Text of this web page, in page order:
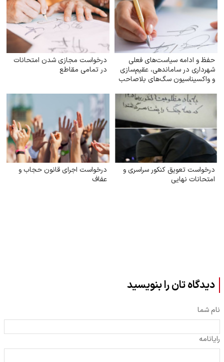
حفظ و ادامه سیاست‌های فعلی
شهرداری در ساماندهی، عقیم‌سازی
و واکسیناسیون سگ‌های بلاصاحب
درخواست مجازی شدن امتحانات
در تمامی مقاطع
درخواست تعویق کنکور سراسری و
امتحانات نهایی
درخواست اجرای قانون حجاب و
عفاف
دیدگاه تان را بنویسید
نام شما
رایانامه